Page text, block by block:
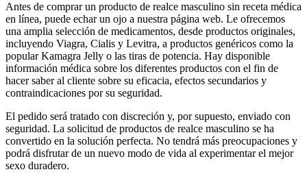
Antes de comprar un producto de realce masculino sin receta médica
en línea, puede echar un ojo a nuestra página web. Le ofrecemos
una amplia selección de medicamentos, desde productos originales,
incluyendo Viagra, Cialis y Levitra, a productos genéricos como la
popular Kamagra Jelly o las tiras de potencia. Hay disponible
información médica sobre los diferentes productos con el fin de
hacer saber al cliente sobre su eficacia, efectos secundarios y
contraindicaciones por su seguridad.
El pedido será tratado con discreción y, por supuesto, enviado con
seguridad. La solicitud de productos de realce masculino se ha
convertido en la solución perfecta. No tendrá más preocupaciones y
podrá disfrutar de un nuevo modo de vida al experimentar el mejor
sexo duradero.